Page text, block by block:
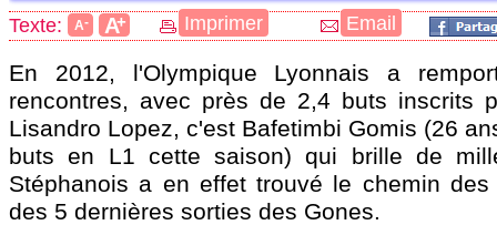
Texte: A- A+ Imprimer Email
En 2012, l'Olympique Lyonnais a
rencontres, avec près de 2,4 buts inscrits
Lisandro Lopez, c'est Bafetimbi Gomis (26
buts en L1 cette saison) qui brille de
Stéphanois a en effet trouvé le chemin
des 5 dernières sorties des Gones.